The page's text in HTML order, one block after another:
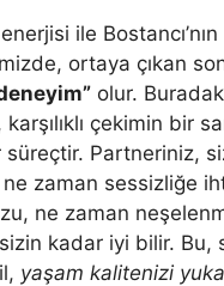
enerjisi ile
ortaya çıkan
olur.
karşılıklı çekimin bir
Partneriniz,
zaman sessizliğe
ne zaman
kadar iyi bilir. Bu,
yaşam kalitenizi